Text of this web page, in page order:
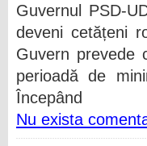
Guvernul PSD-
deveni cetățeni
Guvern prevede
perioadă de
Începând
Nu exista